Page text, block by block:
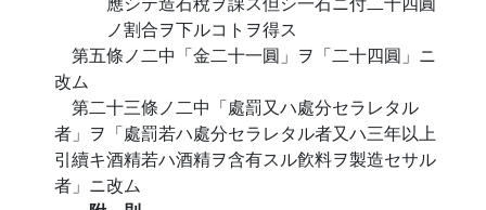
ノ割合ヲ下ルコトヲ得ス
第五條ノ二中「金二十一圓」ヲ「二十四圓」ニ
改ム
第二十三條ノ二中「處罰又ハ處分セラレタル
者」ヲ「處罰若ハ處分セラレタル者又ハ三年以上
引續キ酒精若ハ酒精ヲ含有スル飮料ヲ製造セサル
者」ニ改ム